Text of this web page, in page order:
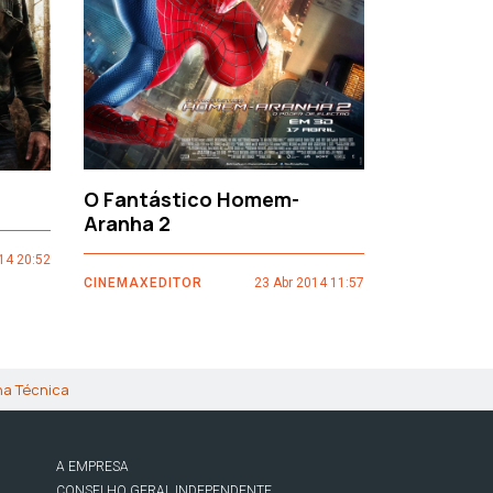
20:52
O Fantástico Homem-
Aranha 2
CINEMAXEDITOR 23 Abr 2014 11:57
Técnica
A EMPRESA